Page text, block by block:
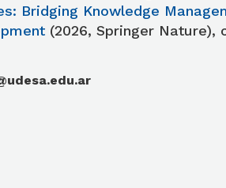
Bridging Knowledge
(2026, Springer Nature),